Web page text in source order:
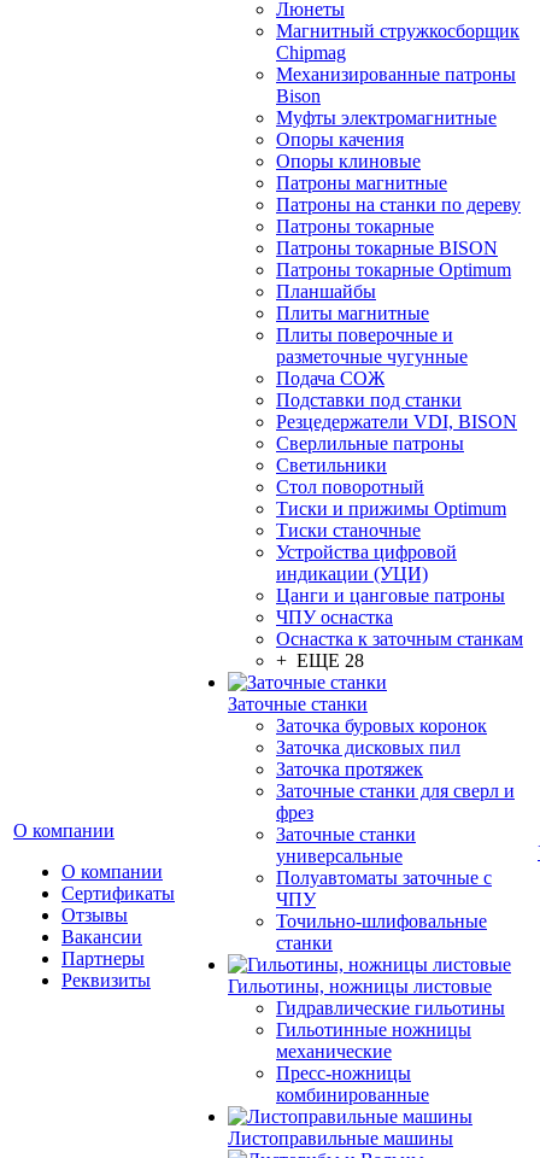
О компании
О компании
Сертификаты
Отзывы
Вакансии
Партнеры
Реквизиты
Люнеты
Магнитный стружкосборщик
Chipmag
Механизированные патроны
Bison
Муфты электромагнитные
Опоры качения
Опоры клиновые
Патроны магнитные
Патроны на станки по дереву
Патроны токарные
Патроны токарные BISON
Патроны токарные Optimum
Планшайбы
Плиты магнитные
Плиты поверочные и
разметочные чугунные
Подача СОЖ
Подставки под станки
Резцедержатели VDI, BISON
Сверлильные патроны
Светильники
Стол поворотный
Тиски и прижимы Optimum
Тиски станочные
Устройства цифровой
индикации (УЦИ)
Цанги и цанговые патроны
ЧПУ оснастка
Оснастка к заточным станкам
+ ЕЩЕ 28
Заточные станки
Заточка буровых коронок
Заточка дисковых пил
Заточка протяжек
Заточные станки для сверл и
фрез
Заточные станки
универсальные
Полуавтоматы заточные с
ЧПУ
Точильно-шлифовальные
станки
Гильотины, ножницы листовые
Гидравлические гильотины
Гильотинные ножницы
механические
Пресс-ножницы
комбинированные
Листоправильные машины